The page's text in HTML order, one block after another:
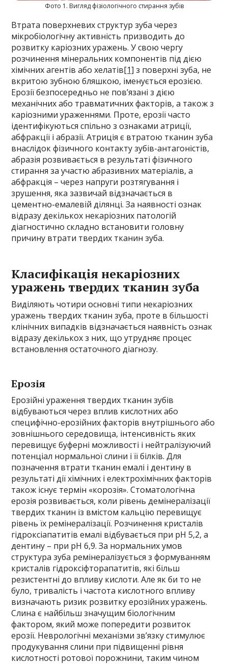
Фото 1. Вигляд фізіологічного стирання зубів
Втрата поверхневих структур зуба через
мікробіологічну активність призводить до
розвитку каріозних уражень. У свою чергу
розчинення мінеральних компонентів під дією
хімічних агентів або хелатів[1] з поверхні зуба, не
вкритою зубною бляшкою, іменується ерозією.
Ерозії безпосередньо не пов’язані з дією
механічних або травматичних факторів, а також з
каріозними ураженнями. Проте, ерозії часто
ідентифікуються спільно з ознаками атриції,
абфракції і абразії. Атриція є втратою тканин зуба
внаслідок фізичного контакту зубів-антагоністів,
абразія розвивається в результаті фізичного
стирання за участю абразивних матеріалів, а
абфракція – через напруги розтягування і
зрушення, яка зазвичай відзначається в
цементно-емалевій ділянці. За наявності ознак
відразу декількох некаріозних патологій
діагностично складно встановити головну
причину втрати твердих тканин зуба.
Класифікація некаріозних
уражень твердих тканин зуба
Виділяють чотири основні типи некаріозних
уражень твердих тканин зуба, проте в більшості
клінічних випадків відзначається наявність ознак
відразу декількох з них, що утрудняє процес
встановлення остаточного діагнозу.
Ерозія
Ерозійні ураження твердих тканин зубів
відбуваються через вплив кислотних або
специфічно-ерозійних факторів внутрішнього або
зовнішнього середовища, інтенсивність яких
перевищує буферні можливості і нейтралізуючий
потенціал нормальної слини і її білків. Для
позначення втрати тканин емалі і дентину в
результаті дії хімічних і електрохімічних факторів
також існує термін «корозія». Стоматологічна
ерозія розвивається, коли рівень демінералізації
твердих тканин із вмістом кальцію перевищує
рівень їх ремінералізації. Розчинення кристалів
гідроксіапатитів емалі відбувається при рН 5,2, а
дентину – при рН 6,9. За нормальних умов
структура зуба ремінералізується з формуванням
кристалів гідроксіфторапатитів, які більш
резистентні до впливу кислоти. Але як би то не
було, тривалість і частота кислотного впливу
визначають ризик розвитку ерозійних уражень.
Слина є найбільш значущим біологічним
фактором, який може попередити розвиток
ерозії. Неврологічні механізми зв’язку стимулює
продукування слини при підвищенні рівня
кислотності ротової порожнини, таким чином